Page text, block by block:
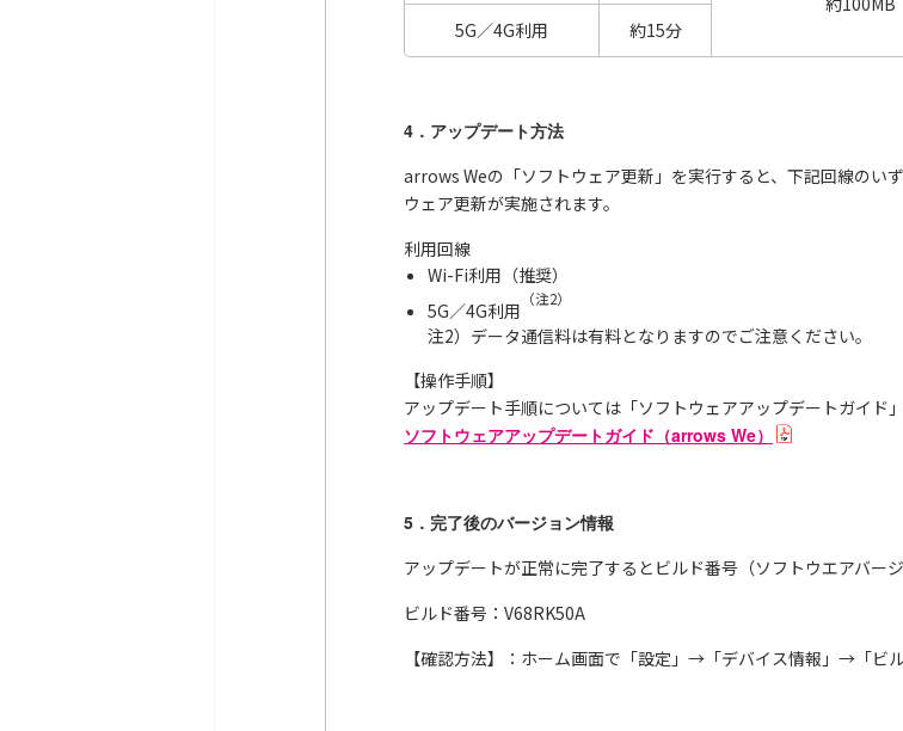
5G／4G利用
約15分
4．アップデート方法
arrows Weの「ソフトウェア更新」を実行すると、下記回線のい
ウェア更新が実施されます。
利用回線
Wi-Fi利用（推奨）
5G／4G利用
（注2）
注2）データ通信料は有料となりますのでご注意ください。
【操作手順】
アップデート手順については「ソフトウェアアップデートガイド
ソフトウェアアップデートガイド（arrows We）
5．完了後のバージョン情報
アップデートが正常に完了するとビルド番号（ソフトウエアバー
ビルド番号：V68RK50A
【確認方法】：ホーム画面で「設定」→「デバイス情報」→「ビ